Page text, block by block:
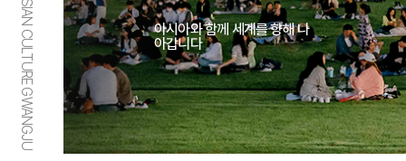
아시아와 함께 세계를 향해 나
아갑니다